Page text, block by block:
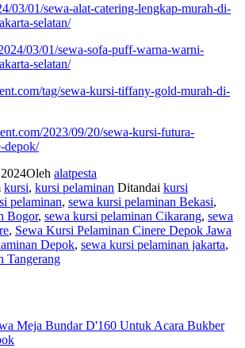
03/01/sewa-alat-catering-lengkap-murah-di-
selatan/
03/01/sewa-sofa-puff-warna-warni-
selatan/
tag/sewa-kursi-tiffany-gold-murah-di-
2023/09/20/sewa-kursi-futura-
depok/
Oleh alatpesta
kursi, kursi pelaminan Ditandai kursi
pelaminan, sewa kursi pelaminan Bekasi,
Bogor, sewa kursi pelaminan Cikarang, sewa
, Sewa Kursi Pelaminan Cinere Depok Jawa
Depok, sewa kursi pelaminan jakarta,
Tangerang
Meja Bundar D'160 Untuk Acara Bukber